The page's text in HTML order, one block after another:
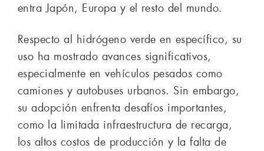
entra Japón, Europa y el resto del mundo.
Respecto al hidrógeno verde en específico, su
uso ha mostrado avances significativos,
especialmente en vehículos pesados como
camiones y autobuses urbanos. Sin embargo,
su adopción enfrenta desafíos importantes,
como la limitada infraestructura de recarga,
los altos costos de producción y la falta de